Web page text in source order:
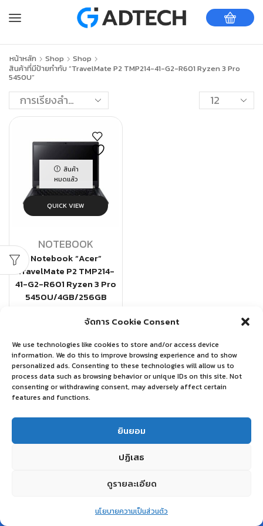
จัดการ Cookie Consent
We use technologies like cookies to store and/or access device
information. We do this to improve browsing experience and to show
personalized ads. Consenting to these technologies will allow us to
process data such as browsing behavior or unique IDs on this site. Not
consenting or withdrawing consent, may adversely affect certain
features and functions.
ยินยอม
ปฏิเสธ
ดูรายละเอียด
นโยบายความเป็นส่วนตัว
หน้าหลัก Shop
Shop
สินค้าที่มีป้ายกำกับ “TravelMate P2 TMP214-41-G2-R601 Ryzen 3 Pro
5450U”
สินค้า
หมดแล้ว
QUICK VIEW
NOTEBOOK
Notebook “Acer”
TravelMate P2 TMP214-
41-G2-R601 Ryzen 3 Pro
5450U/4GB/256GB
฿16,000.00
อ่านเพิ่ม
Wishlist